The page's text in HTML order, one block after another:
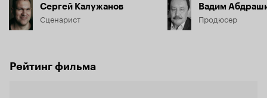
Сергей Калужанов
Сценарист
Вадим
Продюсер
Рейтинг фильма